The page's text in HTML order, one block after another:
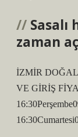
zaman
İZMİR
VE GİRİŞ